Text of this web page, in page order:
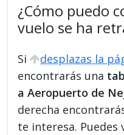
¿Cómo puedo
vuelo se ha
Si
desplazas la
encontrarás una
a Aeropuerto de
derecha
te interesa. Puedes